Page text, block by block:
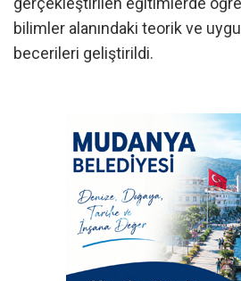
bilimler alanındaki teorik ve
becerileri geliştirildi.